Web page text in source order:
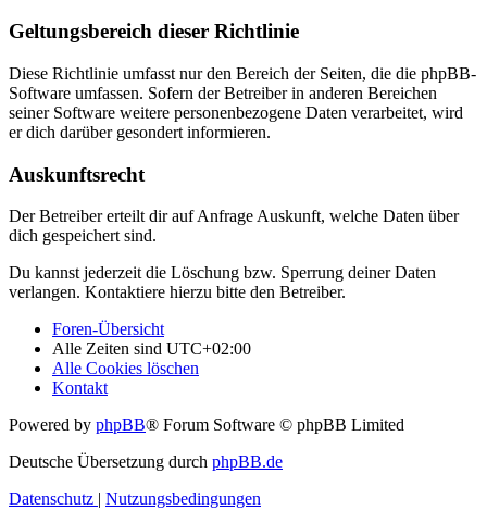
Geltungsbereich dieser Richtlinie
Diese Richtlinie umfasst nur den Bereich der Seiten, die die phpBB-
Software umfassen. Sofern der Betreiber in anderen Bereichen
seiner Software weitere personenbezogene Daten verarbeitet, wird
er dich darüber gesondert informieren.
Auskunftsrecht
Der Betreiber erteilt dir auf Anfrage Auskunft, welche Daten über
dich gespeichert sind.
Du kannst jederzeit die Löschung bzw. Sperrung deiner Daten
verlangen. Kontaktiere hierzu bitte den Betreiber.
Foren-Übersicht
Alle Zeiten sind UTC+02:00
Alle Cookies löschen
Kontakt
Powered by phpBB® Forum Software © phpBB Limited
Deutsche Übersetzung durch phpBB.de
Datenschutz | Nutzungsbedingungen